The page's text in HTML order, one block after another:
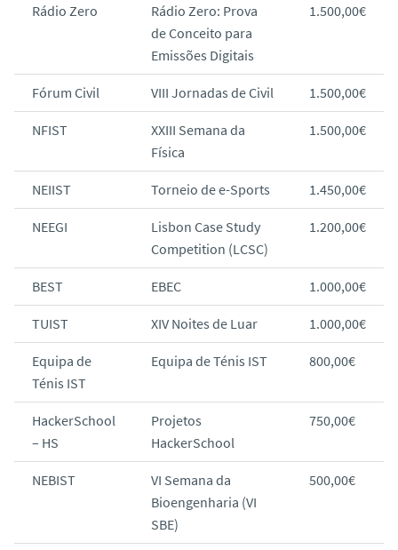
Rádio Zero
Rádio Zero: Prova
de Conceito para
Emissões Digitais
1.500,00€
Fórum Civil VIII Jornadas de Civil 1.500,00€
NFIST
XXIII Semana da
Física
1.500,00€
NEIIST Torneio de e-Sports 1.450,00€
NEEGI
Lisbon Case Study
Competition (LCSC)
1.200,00€
BEST EBEC 1.000,00€
TUIST XIV Noites de Luar 1.000,00€
Equipa de
Ténis IST
Equipa de Ténis IST 800,00€
HackerSchool
– HS
Projetos
HackerSchool
750,00€
NEBIST
VI Semana da
Bioengenharia (VI
SBE)
500,00€